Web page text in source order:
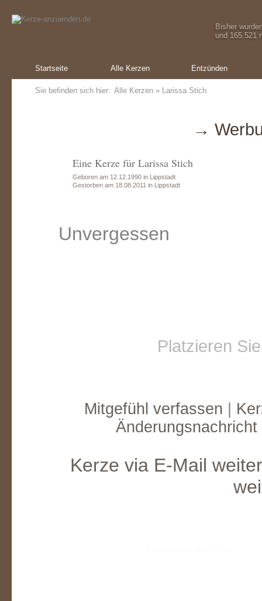
Bisher
und 165.521
Startseite Alle Kerzen Entzünden
Sie befinden sich hier: Alle Kerzen » Larissa Stich
→
Eine Kerze für Larissa Stich
Geboren am 12.12.1990 in Lippstadt
Gestorben am 18.08.2011 in Lippstadt
Unvergessen
Platzieren
Mitgefühl verfassen
Kerze via E-Mail